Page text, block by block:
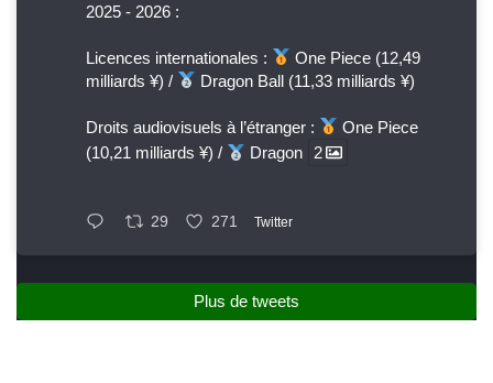
2025 - 2026 :
Licences internationales :
One Piece (12,49
milliards ¥) /
Dragon Ball (11,33 milliards ¥)
Droits audiovisuels à l’étranger :
One Piece
(10,21 milliards ¥) /
Dragon 2
29 271 Twitter
Plus de tweets